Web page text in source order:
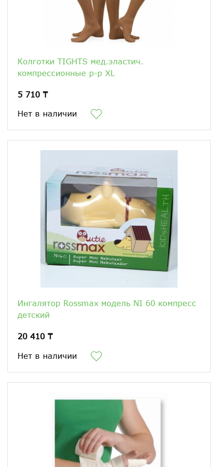
Колготки TIGHTS мед.эластич.
компрессионные р-р XL
5 710 ₸
Нет в наличии
Ингалятор Rossmax модель NI 60 компресс
детский
20 410 ₸
Нет в наличии